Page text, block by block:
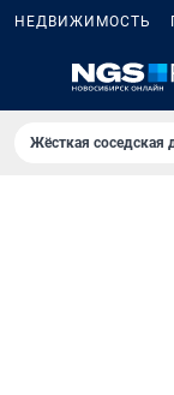
НЕДВИЖИМОСТЬ
Жёсткая соседская